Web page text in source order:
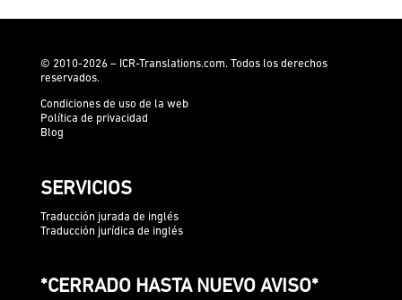
© 2010-2026 – ICR-Translations.com. Todos los derechos
reservados.
Condiciones de uso de la web
Política de privacidad
Blog
SERVICIOS
Traducción jurada de inglés
Traducción jurídica de inglés
*CERRADO HASTA NUEVO AVISO*